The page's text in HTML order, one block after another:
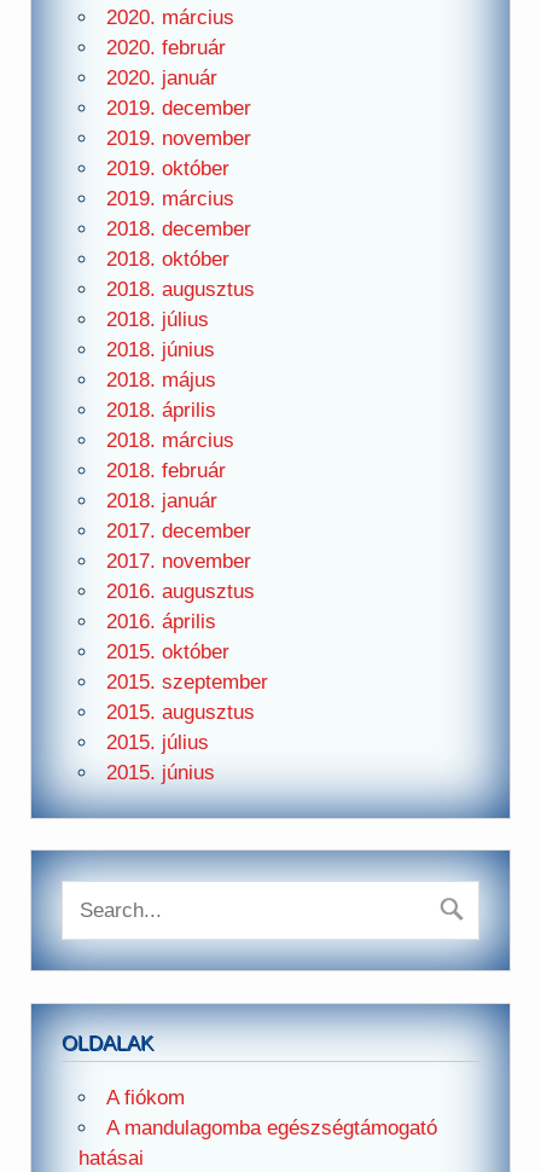
2020. március
2020. február
2020. január
2019. december
2019. november
2019. október
2019. március
2018. december
2018. október
2018. augusztus
2018. július
2018. június
2018. május
2018. április
2018. március
2018. február
2018. január
2017. december
2017. november
2016. augusztus
2016. április
2015. október
2015. szeptember
2015. augusztus
2015. július
2015. június
OLDALAK
A fiókom
A mandulagomba egészségtámogató
hatásai